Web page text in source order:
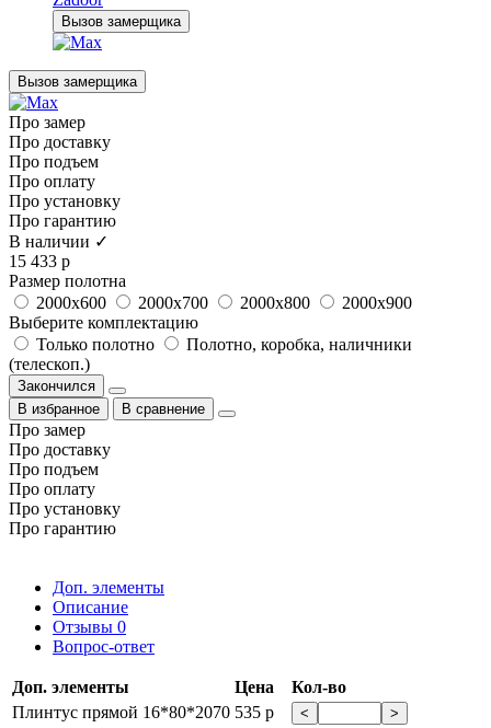
Вызов замерщика
Вызов замерщика
Про замер
Про доставку
Про подъем
Про оплату
Про установку
Про гарантию
В наличии ✓
15 433 р
Размер полотна
2000x600
2000x700 2000x800
2000x900
Выберите комплектацию
Только полотно
Полотно, коробка, наличники
(телескоп.)
Закончился
В избранное
В сравнение
Про замер
Про доставку
Про подъем
Про оплату
Про установку
Про гарантию
Доп. элементы
Описание
Отзывы 0
Вопрос-ответ
Доп. элементы Цена
Кол-во
Плинтус прямой 16*80*2070 535 р < >